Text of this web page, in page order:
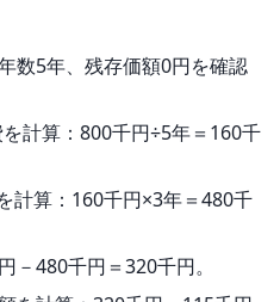
数5年、残存価額0円を確認
計算：800千円÷5年＝160千
計算：160千円×3年＝480千
－480千円＝320千円。